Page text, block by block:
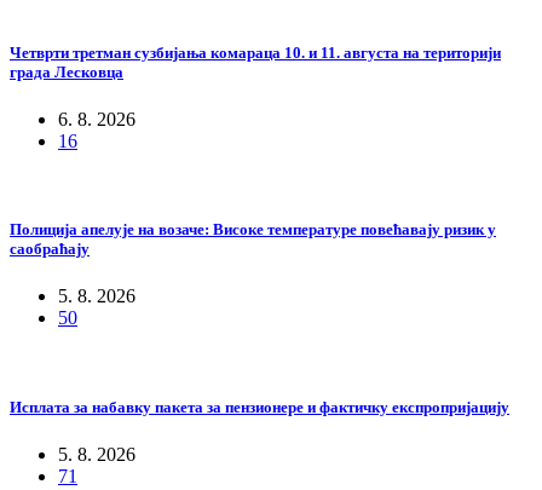
Четврти третман сузбијања комараца 10. и 11. августа на територији
града Лесковца
6. 8. 2026
16
Полиција апелује на возаче: Високе температуре повећавају ризик у
саобраћају
5. 8. 2026
50
Исплата за набавку пакета за пензионере и фактичку експропријацију
5. 8. 2026
71